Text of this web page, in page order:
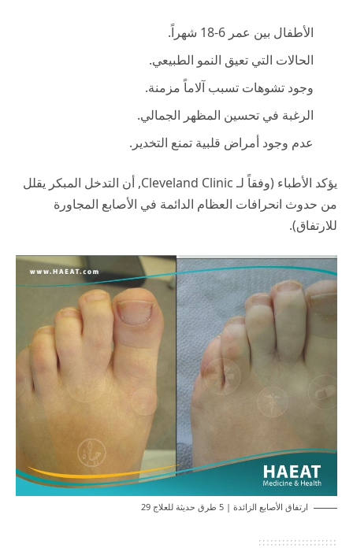
الأطفال بين عمر 6-18 شهراً.
الحالات التي تعيق النمو الطبيعي.
وجود تشوهات تسبب آلاماً مزمنة.
الرغبة في تحسين المظهر الجمالي.
عدم وجود أمراض قلبية تمنع التخدير.
يؤكد الأطباء (وفقاً لـCleveland Clinic, أن التدخل المبكر يقلل
من حدوث انحرافات العظام الدائمة في الأصابع المجاورة
للارتفاق).
ارتفاق الأصابع الزائدة | 5 طرق حديثة للعلاج 29